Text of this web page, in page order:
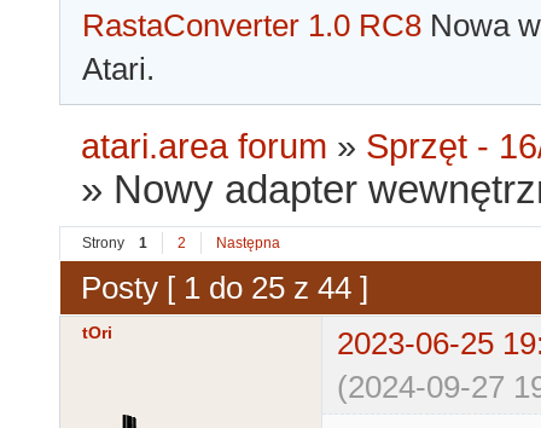
RastaConverter 1.0 RC8 Nowa
Atari.
atari.area forum » Sprzęt -
» Nowy adapter
Strony 1 2 Następna
Posty [ 1 do 25 z 44 ]
tOri
2023-06-25
(2024-09-27